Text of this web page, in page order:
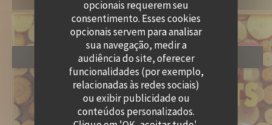
opcionais requerem seu
consentimento. Esses cookies
opcionais servem para analisar
sua navegação, medir a
audiência do site, oferecer
funcionalidades (por exemplo,
relacionadas às redes sociais)
ou exibir publicidade ou
conteúdos personalizados.
RESERVAR UMA MESA